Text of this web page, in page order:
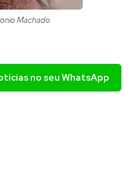
Machado
no seu WhatsApp